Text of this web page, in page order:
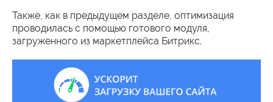
Также, как в предыдущем разделе, оптимизация
проводилась с помощью готового модуля,
загруженного из маркетплейса Битрикс.